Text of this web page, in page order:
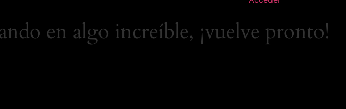
en algo increíble, ¡vuelve pronto!